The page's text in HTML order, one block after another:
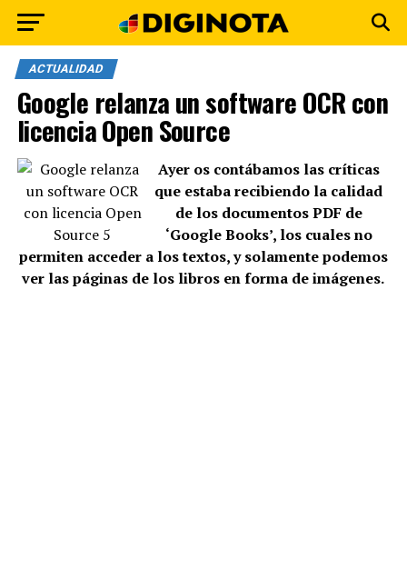
ACTUALIDAD
Google relanza un software OCR con
licencia Open Source
Ayer os contábamos las críticas
que estaba recibiendo la calidad
de los documentos PDF de
‘Google Books’, los cuales no
permiten acceder a los textos, y solamente podemos
ver las páginas de los libros en forma de imágenes.